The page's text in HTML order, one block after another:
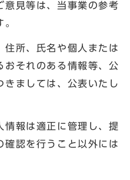
意見等は、当事業の参考
住所、氏名や個人または
おそれのある情報等、公
きましては、公表いたし
情報は適正に管理し、提
確認を行うこと以外には